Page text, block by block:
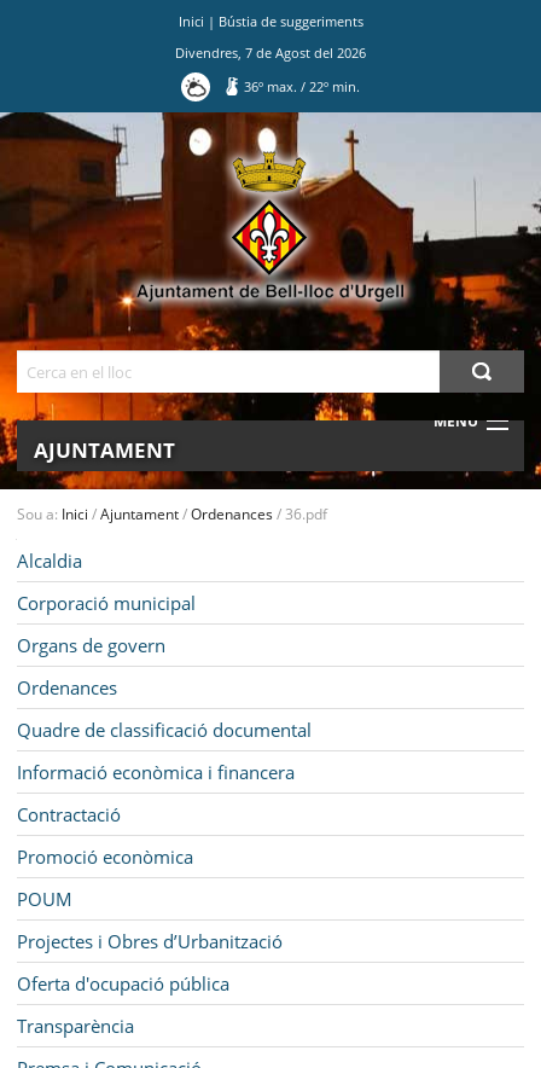
Inici | Bústia de suggeriments
Divendres 7 de Agost del 2026
36º max./ 22º min.
MENU
AJUNTAMENT
SEU ELECTRÒNICA
BELL-LLOC SOLUCIONA
Sou a: Inici /Ajuntament/Ordenances/36.pdf
Alcaldia
Corporació municipal
Organs de govern
Ordenances
Quadre de classificació documental
Informació econòmica i financera
Contractació
Promoció econòmica
POUM
Projectes i Obres d’Urbanització
Oferta d'ocupació pública
Transparència